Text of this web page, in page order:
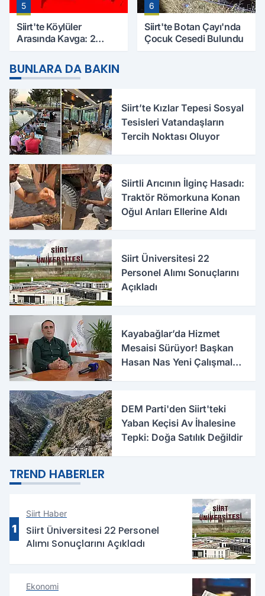
5
Siirt'te Köylüler
Arasında Kavga: 2
Ağır
6
Siirt'te Botan Çayı'nda
Çocuk Cesedi Bulundu
BUNLARA DA BAKIN
Siirt’te Kızlar Tepesi Sosyal
Tesisleri Vatandaşların
Tercih Noktası Oluyor
Siirtli Arıcının İlginç Hasadı:
Traktör Römorkuna Konan
Oğul Arıları Ellerine Aldı
Siirt Üniversitesi 22
Personel Alımı Sonuçlarını
Açıkladı
Kayabağlar’da Hizmet
Mesaisi Sürüyor! Başkan
Hasan Nas Yeni Çalışmaları
DEM Parti'den Siirt'teki
Yaban Keçisi Av İhalesine
Tepki: Doğa Satılık Değildir
TREND HABERLER
1
Siirt Haber
Siirt Üniversitesi 22 Personel
Alımı Sonuçlarını Açıkladı
Ekonomi